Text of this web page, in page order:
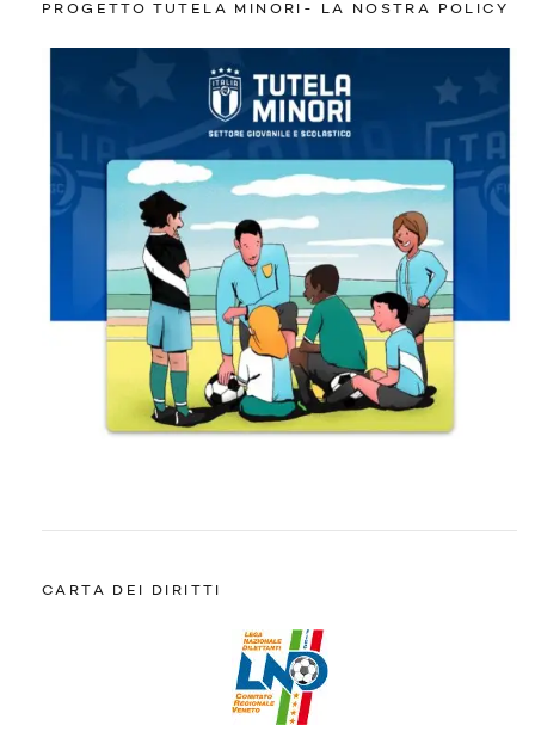
PROGETTO TUTELA MINORI- LA NOSTRA POLICY
CARTA DEI DIRITTI